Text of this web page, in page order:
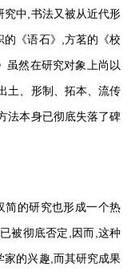
究中,书法又被从近代形
的《语石》,方茗的《校
虽然在研究对象上尚以
土、形制、拓本、流传
法本身已彻底失落了碑
简的研究也形成一个热
被彻底否定,因而,这种
家的兴趣,而其研究成果